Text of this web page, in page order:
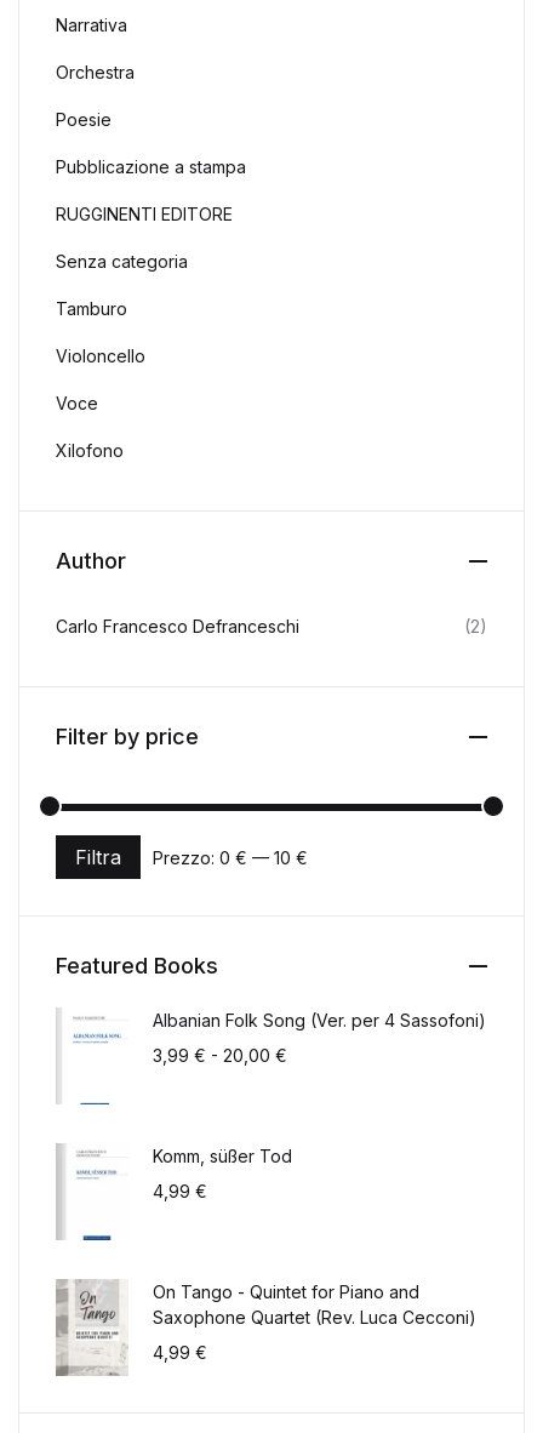
Narrativa
Orchestra
Poesie
Pubblicazione a stampa
RUGGINENTI EDITORE
Senza categoria
Tamburo
Violoncello
Voce
Xilofono
Author
Carlo Francesco Defranceschi (2)
Filter by price
Prezzo Min
Prezzo Max
Filtra Prezzo: 0 € — 10 €
Featured Books
Albanian Folk Song (Ver. per 4 Sassofoni)
3,99 € - 20,00 €
Komm, süßer Tod
4,99 €
On Tango - Quintet for Piano and
Saxophone Quartet (Rev. Luca Cecconi)
4,99 €